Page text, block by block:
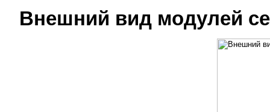
Внешний вид модулей